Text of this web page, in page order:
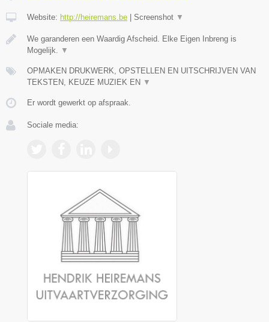
Website: http://heiremans.be | Screenshot ▼
We garanderen een Waardig Afscheid. Elke Eigen Inbreng is
Mogelijk.
▼
OPMAKEN DRUKWERK, OPSTELLEN EN UITSCHRIJVEN VAN
TEKSTEN, KEUZE MUZIEK EN ▼
Er wordt gewerkt op afspraak.
Sociale media: